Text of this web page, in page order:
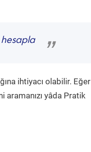
hesapla
”
ihtiyacı olabilir. Eğer
aramanızı yâda Pratik